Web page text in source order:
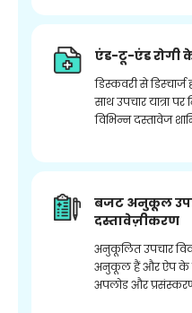
एंड-टू-एंड रोगी
डिस्कवरी से
साथ उपचार यात्रा
विभिन्न दस्तावेज
बजट अनुकूल
दस्तावेज़ीकरण
अनुकूलित उपचार
अनुकूल हैं और ऐप के
अपलोड और